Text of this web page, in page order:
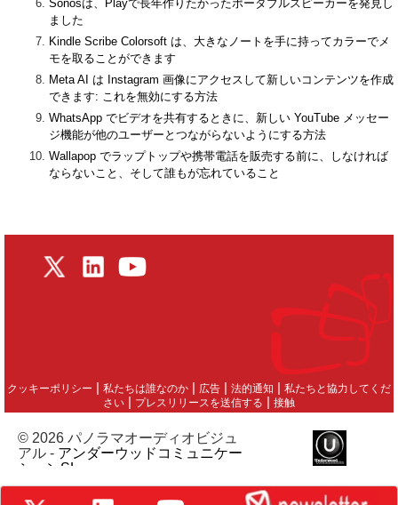
Sonosは、Playで長年作りたかったポータブルスピーカーを発見し
ました
Kindle Scribe Colorsoft は、大きなノートを手に持ってカラーでメ
モを取ることができます
Meta AI は Instagram 画像にアクセスして新しいコンテンツを作成
できます: これを無効にする方法
WhatsApp でビデオを共有するときに、新しい YouTube メッセー
ジ機能が他のユーザーとつながらないようにする方法
Wallapop でラップトップや携帯電話を販売する前に、しなければ
ならないこと、そして誰もが忘れていること
クッキーポリシー | 私たちは誰なのか | 広告 | 法的通知 | 私たちと協力してくだ
さい | プレスリリースを送信する | 接触
© 2026 パノラマオーディオビジュ
アル - アンダーウッドコミュニケー
ションSL